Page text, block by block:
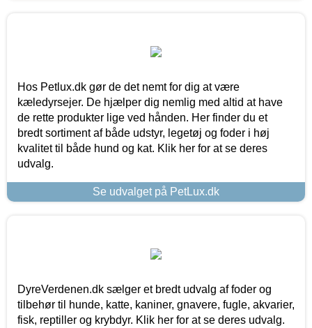
Hos Petlux.dk gør de det nemt for dig at være
kæledyrsejer. De hjælper dig nemlig med altid at have
de rette produkter lige ved hånden. Her finder du et
bredt sortiment af både udstyr, legetøj og foder i høj
kvalitet til både hund og kat. Klik her for at se deres
udvalg.
Se udvalget på PetLux.dk
DyreVerdenen.dk sælger et bredt udvalg af foder og
tilbehør til hunde, katte, kaniner, gnavere, fugle, akvarier,
fisk, reptiller og krybdyr. Klik her for at se deres udvalg.